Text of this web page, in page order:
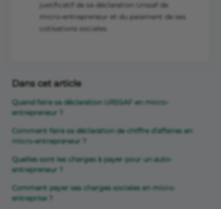
justificatif de sa déclaration Urssaf de
micro-entrepreneur et du paiement de ses
cotisations sociales.
Dans cet article
Quand faire sa déclaration URSSAF en micro-
entrepreneur ?
Comment faire sa déclaration de chiffre d’affaires en
micro-entrepreneur ?
Quelles sont les charges à payer pour un auto-
entrepreneur ?
Comment payer ses charges sociales en micro-
entreprise ?